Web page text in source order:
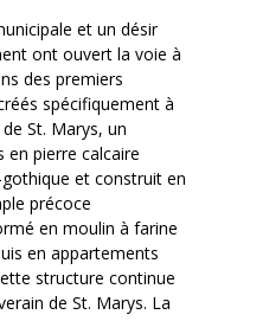
et un désir
ont ouvert la voie à
des premiers
spécifiquement à
St. Marys, un
pierre calcaire
et construit en
précoce
en moulin à farine
en appartements
structure continue
de St. Marys. La